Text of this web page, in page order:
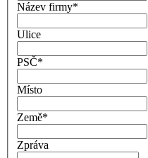
Název firmy*
Ulice
PSČ*
Místo
Země*
Zpráva